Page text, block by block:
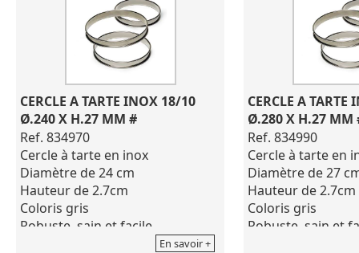
Pour le
de produits
eau de javel,
CERCLE A TARTE INOX 18/10
Ø.240 X H.27 MM #
Ref. 834970
Cercle à tarte en inox
Diamètre de 24 cm
Hauteur de 2.7cm
Coloris gris
Robuste, sain et facile
d'entretien, pour une cuisson
En savoir +
CERCLE A
Ø.280 X H.27 MM
Ref. 834990
Cercle à tarte en
Diamètre de 27
Hauteur de 2.7cm
Coloris gris
Robuste, sain et